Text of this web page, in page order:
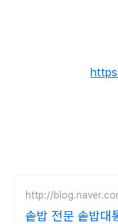
http://
솥밥 전문 솥밥대